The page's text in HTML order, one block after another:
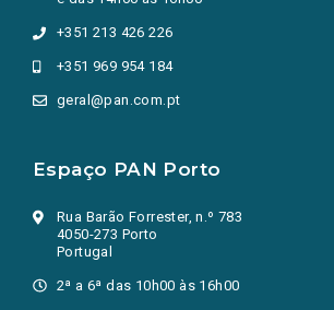
+351 213 426 226
+351 969 954 184
geral@pan.com.pt
Espaço PAN Porto
Rua Barão Forrester, n.º 783
4050-273 Porto
Portugal
2ª a 6ª das 10h00 às 16h00